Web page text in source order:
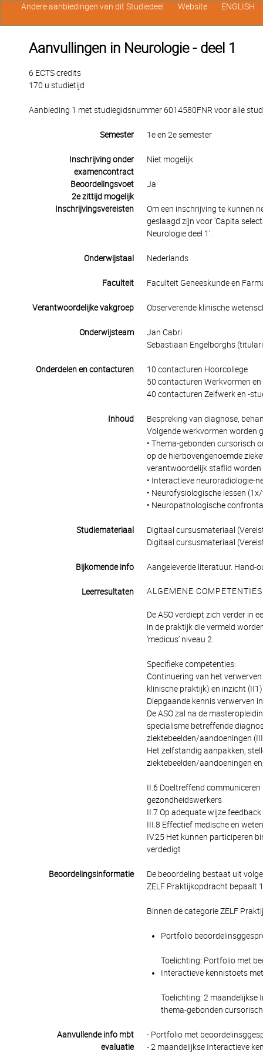
Aanvullingen in Neurologie - deel 1
6 ECTS credits
170 u studietijd
Aanbieding 1 met studiegidsnummer 6014580FNR voor alle
Semester 1e en 2e semester
Inschrijving onder
examencontract
Niet mogelijk
Beoordelingsvoet
2e zittijd mogelijk
Ja
Inschrijvingsvereisten
Om een inschrijving te kunnen
geslaagd zijn voor 'Capita
Neurologie deel 1'.
Onderwijstaal Nederlands
Faculteit Faculteit Geneeskunde en
Verantwoordelijke vakgroep Observerende klinische
Onderwijsteam
Jan Cabri
Sebastiaan Engelborghs
Onderdelen en contacturen
10 contacturen Hoorcollege
50 contacturen Werkvormen en
40 contacturen Zelfwerk en -
Inhoud
Bespreking van diagnose,
Volgende werkvormen worden
• Thema-gebonden cursorisch
op de hierbovengenoemde
verantwoordelijk staflid worden
• Interactieve neuroradiologie-
• Neurofysiologische lessen
• Neuropathologische
Studiemateriaal
Digitaal cursusmateriaal
Digitaal cursusmateriaal
Bijkomende info Aangeleverde literatuur. Hand-
Leerresultaten ALGEMENE COMPETENTIES
De ASO verdiept zich verder in
in de praktijk die vermeld
‘medicus’ niveau 2.
Specifieke competenties:
Continuering van het
klinische praktijk) en inzicht (II1)
Diepgaande kennis verwerven
De ASO zal na de
specialisme betreffende
ziektebeelden/aandoeningen
Het zelfstandig aanpakken,
ziektebeelden/aandoeningen
II.6 Doeltreffend
gezondheidswerkers
II.7 Op adequate wijze
III.8 Effectief medische en
IV.25 Het kunnen participeren
verdedigt
Beoordelingsinformatie
De beoordeling bestaat uit
ZELF Praktijkopdracht bepaalt
Binnen de categorie ZELF
Portfolio
Toelichting: Portfolio met
Interactieve kennistoets
Toelichting: 2 maandelijkse
thema-gebonden
Aanvullende info mbt
evaluatie
- Portfolio met
- 2 maandelijkse Interactieve
Andere aanbiedingen van dit Studiedeel Website ENGLISH